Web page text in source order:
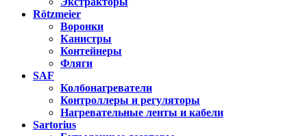
Rötzmeier
Воронки
Канистры
Контейнеры
Фляги
SAF
Колбонагреватели
Контроллеры и регуляторы
Нагревательные ленты и кабели
Sartorius